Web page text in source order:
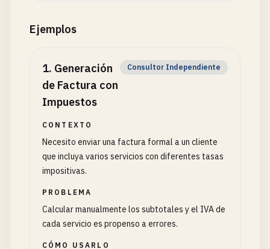
Ejemplos
1. Generación
de Factura con
Impuestos
Consultor Independiente
CONTEXTO
Necesito enviar una factura formal a un cliente
que incluya varios servicios con diferentes tasas
impositivas.
PROBLEMA
Calcular manualmente los subtotales y el IVA de
cada servicio es propenso a errores.
CÓMO USARLO